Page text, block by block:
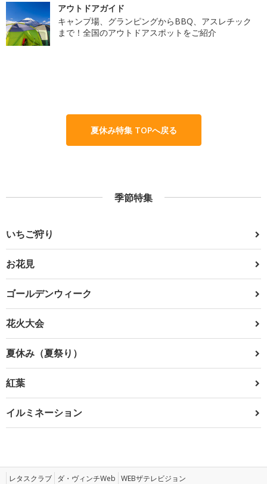
アウトドアガイド
キャンプ場、グランピングからBBQ、アスレチック
まで！全国のアウトドアスポットをご紹介
夏休み特集 TOPへ戻る
季節特集
いちご狩り
お花見
ゴールデンウィーク
花火大会
夏休み（夏祭り）
紅葉
イルミネーション
レタスクラブ ダ・ヴィンチWeb WEBザテレビジョン